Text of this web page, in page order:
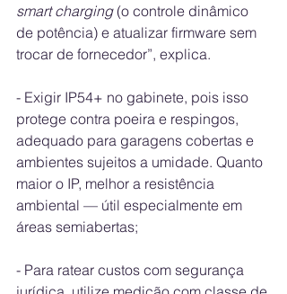
smart charging (o controle dinâmico
de potência) e atualizar firmware sem
trocar de fornecedor”, explica.
- Exigir IP54+ no gabinete, pois isso
protege contra poeira e respingos,
adequado para garagens cobertas e
ambientes sujeitos a umidade. Quanto
maior o IP, melhor a resistência
ambiental — útil especialmente em
áreas semiabertas;
- Para ratear custos com segurança